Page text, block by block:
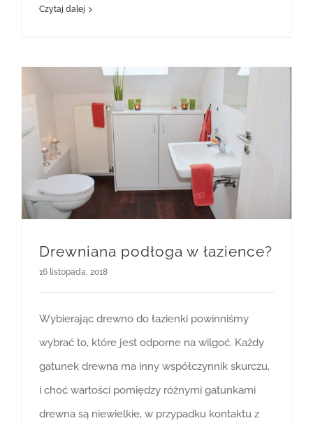
Czytaj dalej
Drewniana podłoga w łazience?
16 listopada, 2018
Wybierając drewno do łazienki powinniśmy
wybrać to, które jest odporne na wilgoć. Każdy
gatunek drewna ma inny współczynnik skurczu,
i choć wartości pomiędzy różnymi gatunkami
drewna są niewielkie, w przypadku kontaktu z